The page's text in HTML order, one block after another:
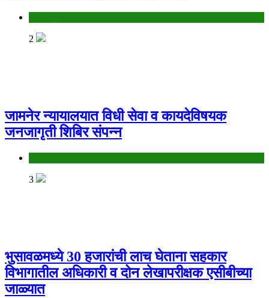
2
जामनेर न्यायालयात विधी सेवा व कायदेविषयक
जनजागृती शिबिर संपन्न
3
भुसावळमध्ये 30 हजारांची लाच घेताना सहकार
विभागातील अधिकारी व दोन लेखापरीक्षक एसीबीच्या
जाळ्यात